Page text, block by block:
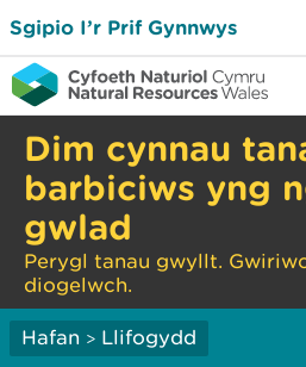
Sgipio I’r Prif Gynnwys
Dim cynnau
barbiciws yng
gwlad
Perygl tanau gwyllt.
diogelwch.
Hafan > Llifogydd